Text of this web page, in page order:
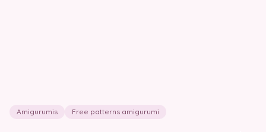
Amigurumis Free patterns amigurumi